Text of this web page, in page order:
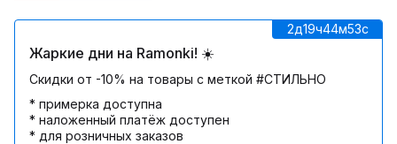
2д19ч44м53c
Жаркие дни на Ramonki! ☀️
Скидки от -10% на товары с меткой #СТИЛЬНО
* примерка доступна
* наложенный платёж доступен
* для розничных заказов